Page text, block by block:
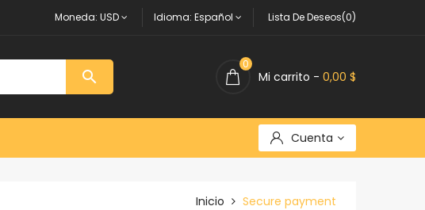
Moneda: USD Idioma: Español Lista De Deseos(0)
 Mi carrito - 0,00 $
0
Cuenta
Inicio Secure payment